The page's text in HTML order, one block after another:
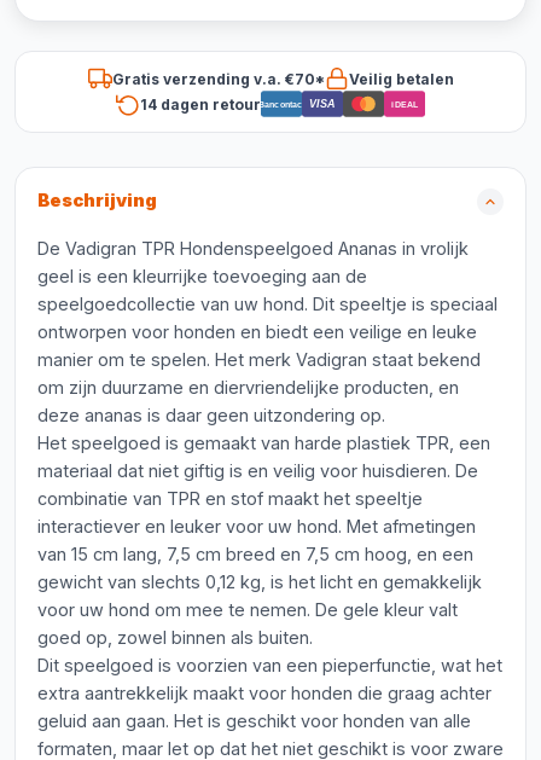
Gratis verzending v.a. €70*
Veilig betalen
14 dagen retourBancontact VISA iDEAL
Beschrijving
De Vadigran TPR Hondenspeelgoed Ananas in vrolijk
geel is een kleurrijke toevoeging aan de
speelgoedcollectie van uw hond. Dit speeltje is speciaal
ontworpen voor honden en biedt een veilige en leuke
manier om te spelen. Het merk Vadigran staat bekend
om zijn duurzame en diervriendelijke producten, en
deze ananas is daar geen uitzondering op.
Het speelgoed is gemaakt van harde plastiek TPR, een
materiaal dat niet giftig is en veilig voor huisdieren. De
combinatie van TPR en stof maakt het speeltje
interactiever en leuker voor uw hond. Met afmetingen
van 15 cm lang, 7,5 cm breed en 7,5 cm hoog, en een
gewicht van slechts 0,12 kg, is het licht en gemakkelijk
voor uw hond om mee te nemen. De gele kleur valt
goed op, zowel binnen als buiten.
Dit speelgoed is voorzien van een pieperfunctie, wat het
extra aantrekkelijk maakt voor honden die graag achter
geluid aan gaan. Het is geschikt voor honden van alle
formaten, maar let op dat het niet geschikt is voor zware